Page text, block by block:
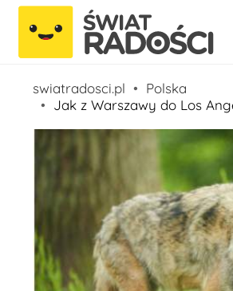
swiatradosci.pl
Polska
Jak z Warszawy do Los